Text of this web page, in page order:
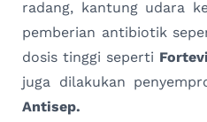
radang, kantung udara
pemberian antibiotik
dosis tinggi seperti
juga dilakukan
Antisep.